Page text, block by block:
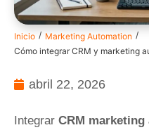
Inicio / Marketing Automation /
Cómo integrar CRM y marketing
abril 22, 2026
Integrar CRM